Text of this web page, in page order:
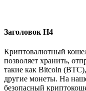
Заголовок Н4
Криптовалютный
позволяет хранить,
такие как Bitcoin
другие монеты. На
безопасный